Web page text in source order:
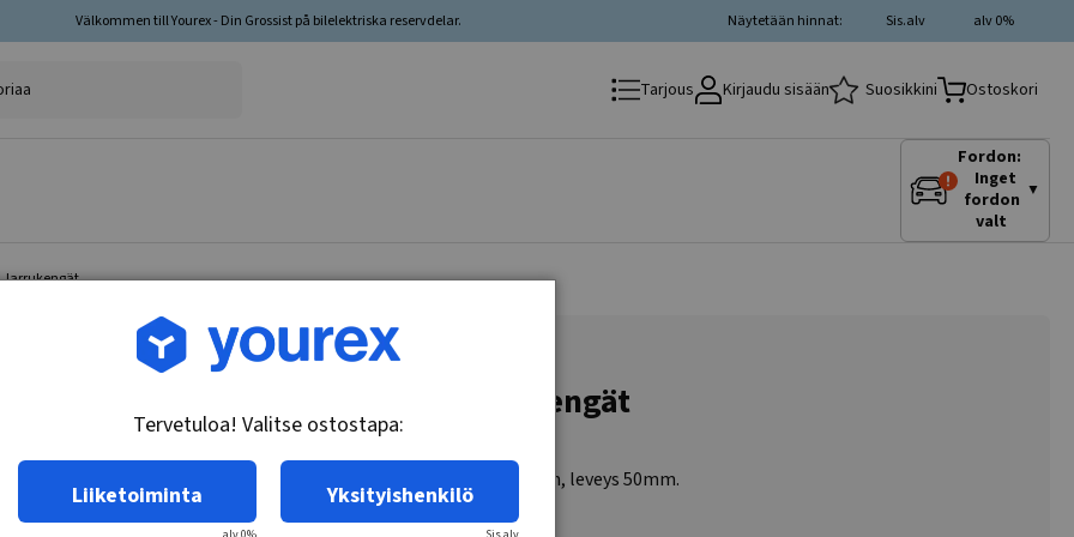
Välkommen till Yourex - Din Grossist på bilelektriska reservdelar. alv 0%
Sis.alv
Näytetään hinnat:
Tarjous Kirjaudu sisään Suosikkini Ostoskori
Fordon:
Inget
fordon
valt
▼
Tuotenro.: 35-205-5038
Lisävarustepaketti Jarrukengät
Lisävarustepakka Jarrukengät, halkaisija 295mm, leveys 50mm.
Tervetuloa! Valitse ostostapa:
Liiketoiminta Yksityishenkilö